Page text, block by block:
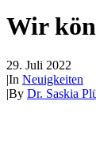
Wir
29. Juli 2022
|In Neuigkeiten
|By Dr. Saskia